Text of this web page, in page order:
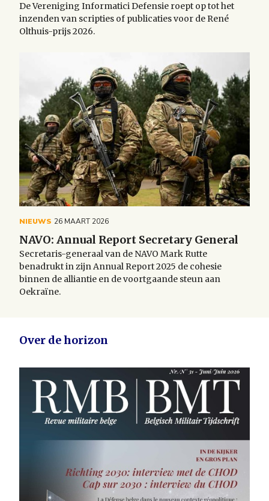
De Vereniging Informatici Defensie roept op tot het
inzenden van scripties of publicaties voor de René
Olthuis-prijs 2026.
NIEUWS 26 MAART 2026
NAVO: Annual Report Secretary General
Secretaris-generaal van de NAVO Mark Rutte
benadrukt in zijn Annual Report 2025 de cohesie
binnen de alliantie en de voortgaande steun aan
Oekraïne.
Over de horizon